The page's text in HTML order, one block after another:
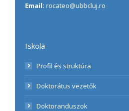
Email: rocateo@ubbcluj.ro
Iskola
Profil és struktúra
Doktorátus vezetők
Doktoranduszok